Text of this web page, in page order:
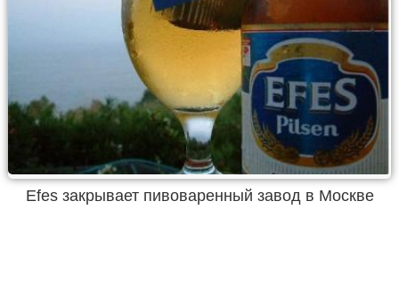
Efes закрывает пивоваренный завод в Москве